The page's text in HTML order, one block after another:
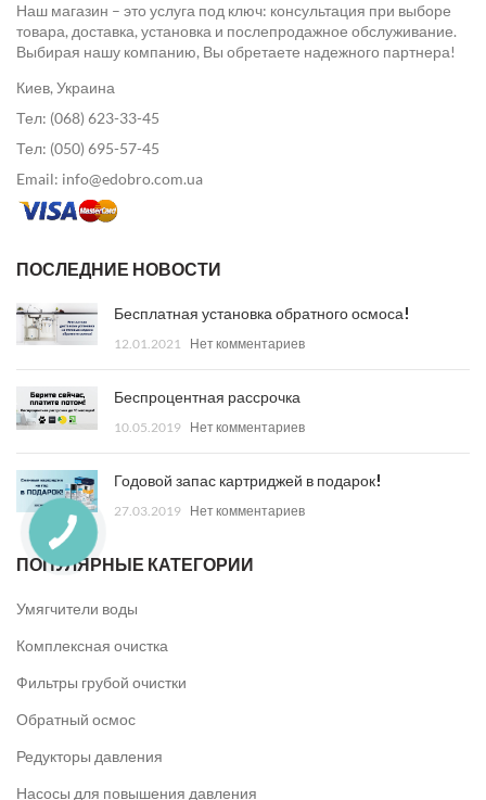
Наш магазин – это услуга под ключ: консультация при выборе
товара, доставка, установка и послепродажное обслуживание.
Выбирая нашу компанию, Вы обретаете надежного партнера!
Киев, Украина
Тел: (068) 623-33-45
Тел: (050) 695-57-45
Email: info@edobro.com.ua
ПОСЛЕДНИЕ НОВОСТИ
Бесплатная установка обратного осмоса!
12.01.2021 Нет комментариев
Беспроцентная рассрочка
10.05.2019 Нет комментариев
Годовой запас картриджей в подарок!
27.03.2019 Нет комментариев
ПОПУЛЯРНЫЕ КАТЕГОРИИ
Умягчители воды
Комплексная очистка
Фильтры грубой очистки
Обратный осмос
Редукторы давления
Насосы для повышения давления